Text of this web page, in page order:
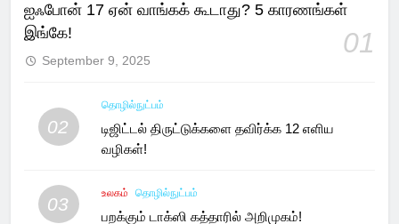
ஐஃபோன் 17 ஏன் வாங்கக் கூடாது? 5 காரணங்கள்
இங்கே!
01
September 9, 2025
02
தொழில்நுட்பம்
டிஜிட்டல் திருட்டுக்களை தவிர்க்க 12 எளிய
வழிகள்!
03
உலகம் தொழில்நுட்பம்
பறக்கும் டாக்ஸி கத்தாரில் அறிமுகம்!